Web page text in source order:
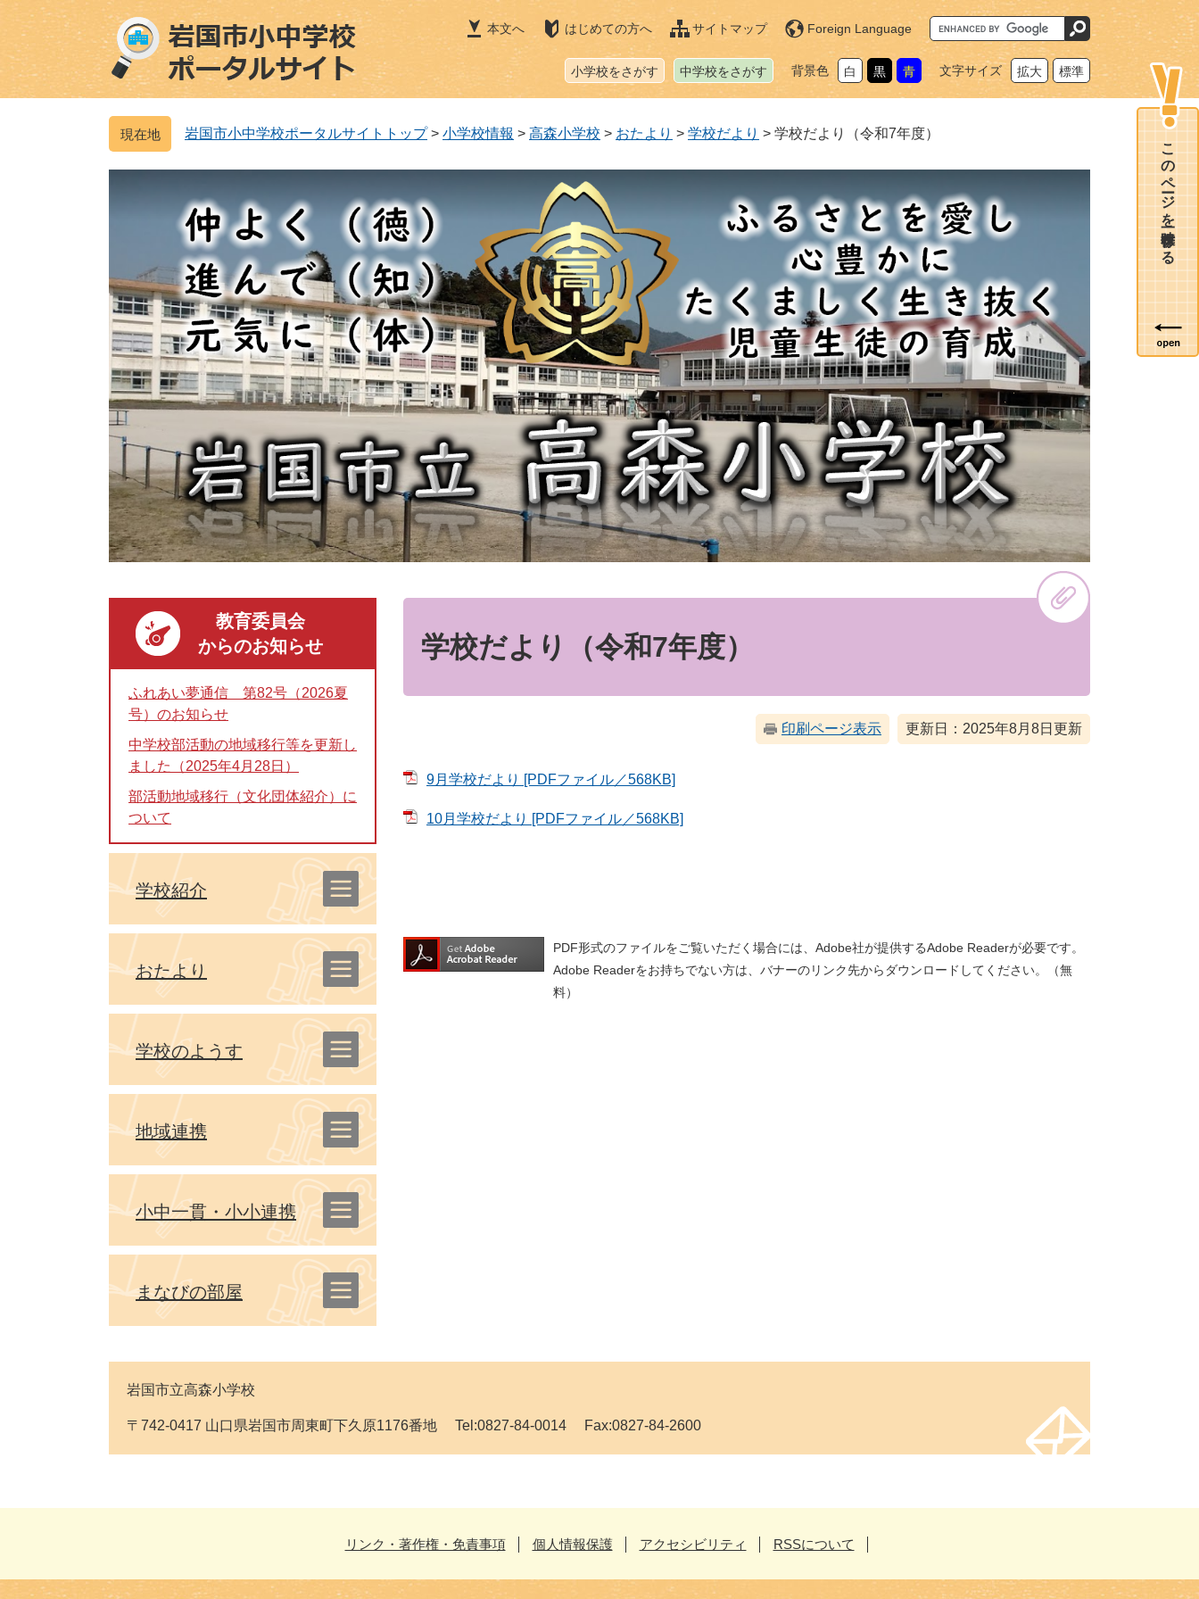
ジ
の
先
ュ
ー
を
本文へ はじめての方へ サイトマップ Foreign Language
G
o
o
カ
ム
小学校をさがす 中学校をさがす 背景色 白 黒 青 文字サイズ 拡大 標準
岩国市小中学校ポータルサイトトップ > 小学校情報 > 高森小学校 > おたより > 学校だより > 学校だより（令和7年度）
学校だより（令和7年度）
印刷ページ表示 更新日：2025年8月8日更新
9月学校だより [PDFファイル／568KB]
10月学校だより [PDFファイル／568KB]
PDF形式のファイルをご覧いただく場合には、Adobe社が提供するAdobe Readerが必要です。
Adobe Readerをお持ちでない方は、バナーのリンク先からダウンロードしてください。（無
料）
教育委員会
からのお知らせ
ふれあい夢通信 第82号（2026夏
号）のお知らせ
中学校部活動の地域移行等を更新し
ました（2025年4月28日）
部活動地域移行（文化団体紹介）に
ついて
学校紹介
おたより
学校のようす
地域連携
小中一貫・小小連携
まなびの部屋
岩国市立高森小学校
〒742-0417 山口県岩国市周東町下久原1176番地 Tel:0827-84-0014 Fax:0827-84-2600
リンク・著作権・免責事項 個人情報保護 アクセシビリティ RSSについて
このページを一時保存する